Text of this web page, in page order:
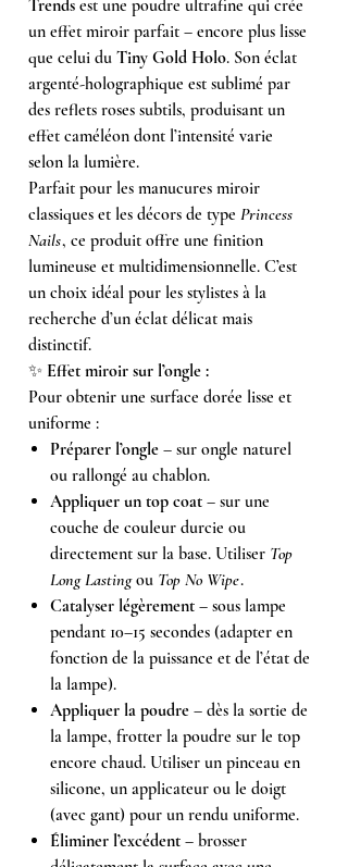
Trends est une poudre ultrafine qui crée
un effet miroir parfait – encore plus lisse
que celui du Tiny Gold Holo. Son éclat
argenté-holographique est sublimé par
des reflets roses subtils, produisant un
effet caméléon dont l’intensité varie
selon la lumière.
Parfait pour les manucures miroir
classiques et les décors de type Princess
Nails, ce produit offre une finition
lumineuse et multidimensionnelle. C’est
un choix idéal pour les stylistes à la
recherche d’un éclat délicat mais
distinctif.
✨ Effet miroir sur l’ongle :
Pour obtenir une surface dorée lisse et
uniforme :
Préparer l’ongle – sur ongle naturel
ou rallongé au chablon.
Appliquer un top coat – sur une
couche de couleur durcie ou
directement sur la base. Utiliser Top
Long Lastingou Top No Wipe.
Catalyser légèrement – sous lampe
pendant 10–15 secondes (adapter en
fonction de la puissance et de l’état de
la lampe).
Appliquer la poudre – dès la sortie de
la lampe, frotter la poudre sur le top
encore chaud. Utiliser un pinceau en
silicone, un applicateur ou le doigt
(avec gant) pour un rendu uniforme.
Éliminer l’excédent – brosser